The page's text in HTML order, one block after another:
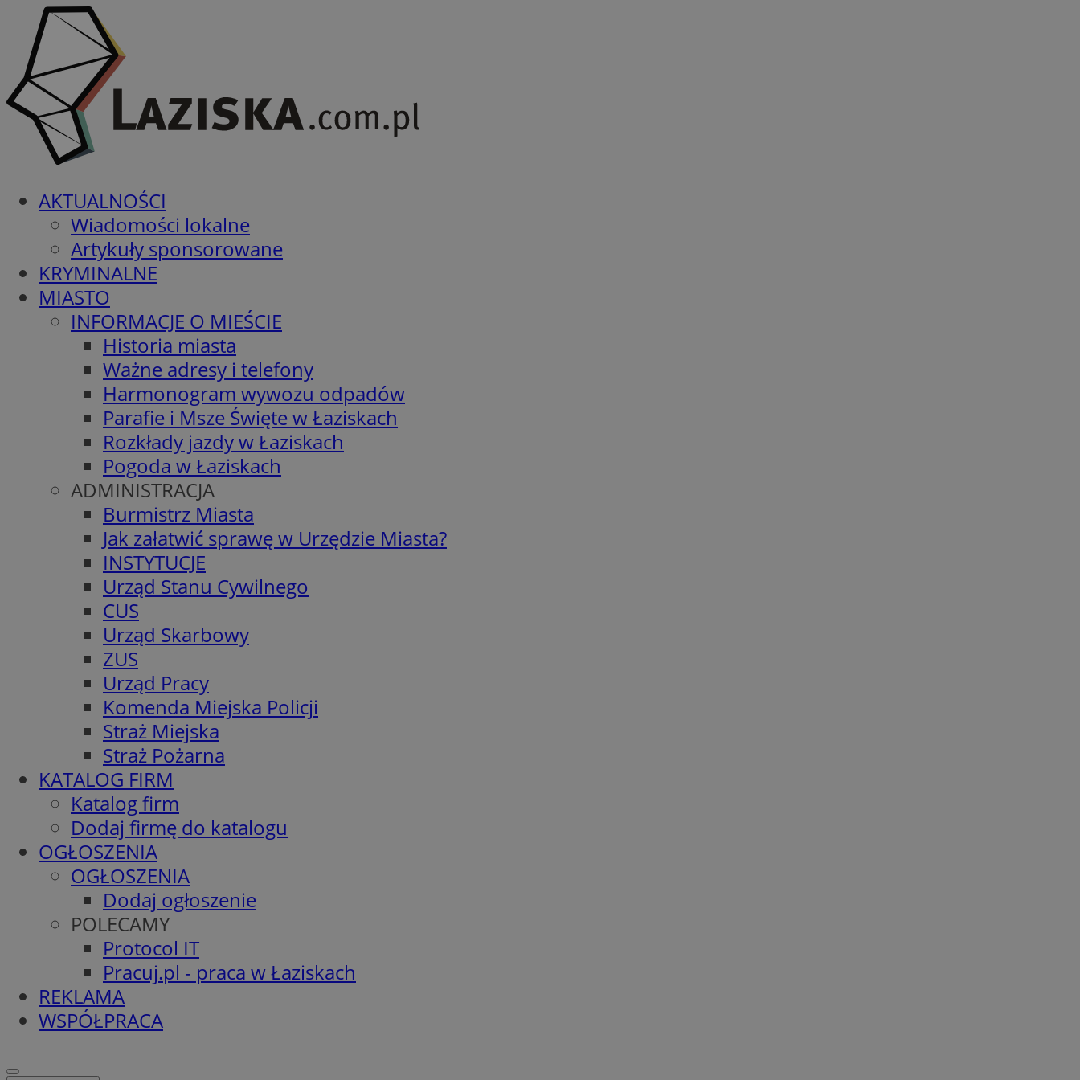
AKTUALNOŚCI
Wiadomości lokalne
Artykuły sponsorowane
KRYMINALNE
MIASTO
INFORMACJE O MIEŚCIE
Historia miasta
Ważne adresy i telefony
Harmonogram wywozu odpadów
Parafie i Msze Święte w Łaziskach
Rozkłady jazdy w Łaziskach
Pogoda w Łaziskach
ADMINISTRACJA
Burmistrz Miasta
Jak załatwić sprawę w Urzędzie Miasta?
INSTYTUCJE
Urząd Stanu Cywilnego
CUS
Urząd Skarbowy
ZUS
Urząd Pracy
Komenda Miejska Policji
Straż Miejska
Straż Pożarna
KATALOG FIRM
Katalog firm
Dodaj firmę do katalogu
OGŁOSZENIA
OGŁOSZENIA
Dodaj ogłoszenie
POLECAMY
Protocol IT
Pracuj.pl - praca w Łaziskach
REKLAMA
WSPÓŁPRACA